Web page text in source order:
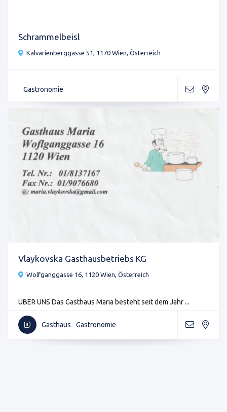
Schrammelbeisl
Kalvarienberggasse 51, 1170 Wien, Österreich
Gastronomie
Vlaykovska Gasthausbetriebs KG
Wolfganggasse 16, 1120 Wien, Österreich
ÜBER UNS Das Gasthaus Maria besteht seit dem Jahr ...
Gasthaus Gastronomie